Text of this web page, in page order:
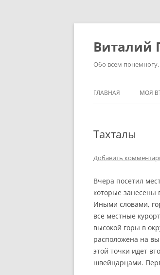
Перейти
Виталий
Обо всем
ГЛАВНАЯ МОЯ
Тахталы
Добавить
Вчера посетил
которые занесены
Иными словами,
все местные
высокой горы в
расположена на
этой точки идет
швейцарцами.